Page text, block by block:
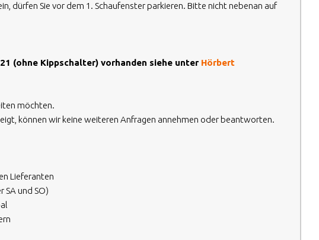
dürfen Sie vor dem 1. Schaufenster parkieren. Bitte nicht nebenan auf
(ohne Kippschalter) vorhanden siehe unter Hörbert
möchten.
können wir keine weiteren Anfragen annehmen oder beantworten.
Lieferanten
SA und SO)